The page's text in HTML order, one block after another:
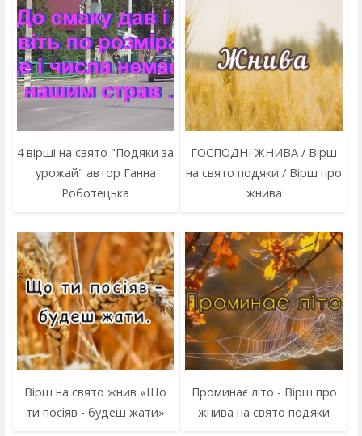
4 вірші на свято "Подяки за
урожай" автор Ганна
Роботецька
ГОСПОДНІ ЖНИВА / Вірш
на свято подяки / Вірш про
жнива
Вірш на свято жнив «Що
ти посіяв - будеш жати»
Проминає літо - Вірш про
жнива на свято подяки